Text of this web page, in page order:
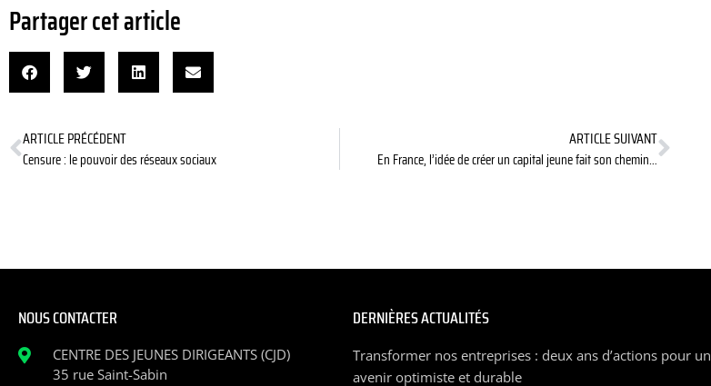
Partager cet article
ARTICLE PRÉCÉDENT
Censure : le pouvoir des réseaux sociaux
ARTICLE SUIVANT
En France, l’idée de créer un capital jeune fait son chemin…
NOUS CONTACTER
CENTRE DES JEUNES DIRIGEANTS (CJD)
35 rue Saint-Sabin
DERNIÈRES ACTUALITÉS
Transformer nos entreprises : deux ans d’actions pour un
avenir optimiste et durable